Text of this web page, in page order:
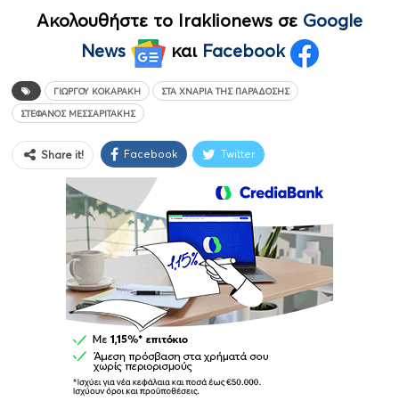
Ακολουθήστε το Iraklionews σε Google
News
και Facebook
ΓΙΏΡΓΟΥ ΚΟΚΑΡΆΚΗ ΣΤΑ ΧΝΆΡΙΑ ΤΗΣ ΠΑΡΆΔΟΣΗΣ
ΣΤΈΦΑΝΟΣ ΜΕΣΣΑΡΙΤΆΚΗΣ
Share it! Facebook Twitter